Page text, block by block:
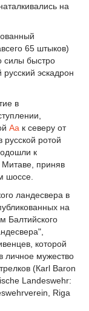
на
65 штыков)
силы быстро
эскадрон
в
Аа к северу от
ротой
к
приняв
шоссе.
ландесвера в
на
Балтийского
которой
личное мужество
(Кarl Baron
Landeswehr:
Riga